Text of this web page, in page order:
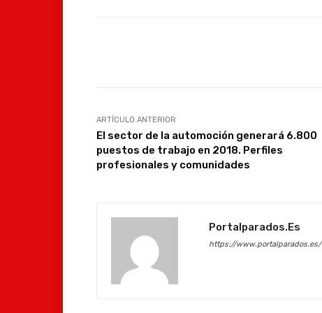
ARTÍCULO ANTERIOR
El sector de la automoción generará 6.800
puestos de trabajo en 2018. Perfiles
profesionales y comunidades
Portalparados.es
https://www.portalparados.es/